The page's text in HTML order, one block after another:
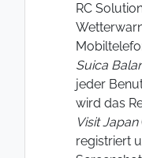
RC
Suica
jeder
wird das
Visit Japan
registriert